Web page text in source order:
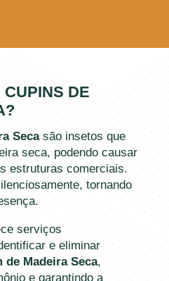
DE
Secasão insetos que
seca, podendo causar
estruturas comerciais.
tornando
serviços
e eliminar
de Madeira Seca,
e garantindo a